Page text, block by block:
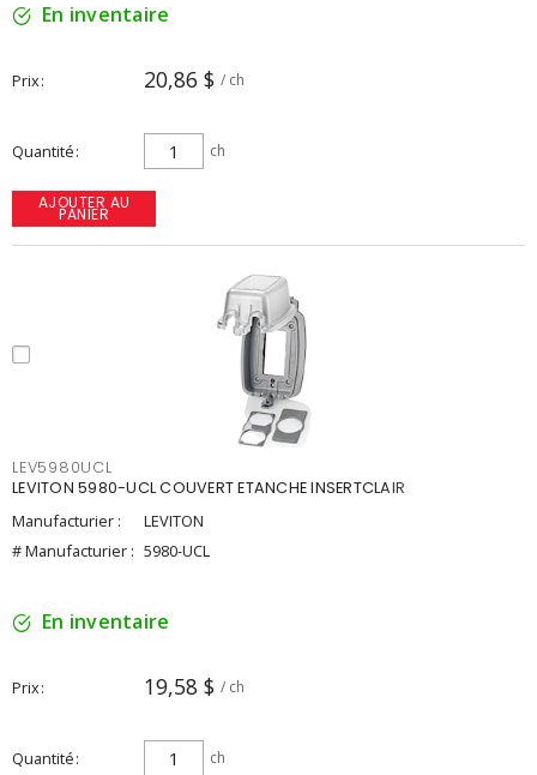
En inventaire
Prix 20,86 $ / ch
Quantité ch
AJOUTER AU
PANIER
LEV5980UCL
LEVITON 5980-UCL COUVERT ETANCHE INSERTCLAIR
Manufacturier :
LEVITON
# Manufacturier : 5980-UCL
En inventaire
Prix 19,58 $ / ch
Quantité ch